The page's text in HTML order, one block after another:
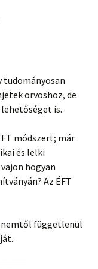
tudományosan
orvoshoz, de
is.
módszert; már
és lelki
hogyan
Az ÉFT
nemtől függetlenül